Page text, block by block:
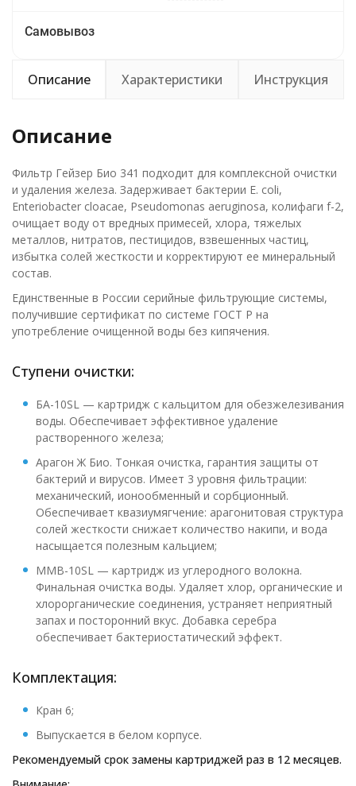
Самовывоз
Описание Характеристики Инструкция
Описание
Фильтр Гейзер Био 341 подходит для комплексной очистки
и удаления железа. Задерживает бактерии E. coli,
Enteriobacter cloacae, Pseudomonas aeruginosa, колифаги f-2,
очищает воду от вредных примесей, хлора, тяжелых
металлов, нитратов, пестицидов, взвешенных частиц,
избытка солей жесткости и корректируют ее минеральный
состав.
Единственные в России серийные фильтрующие системы,
получившие сертификат по системе ГОСТ Р на
употребление очищенной воды без кипячения.
Ступени очистки:
БА-10SL — картридж с кальцитом для обезжелезивания
воды. Обеспечивает эффективное удаление
растворенного железа;
Арагон Ж Био. Тонкая очистка, гарантия защиты от
бактерий и вирусов. Имеет 3 уровня фильтрации:
механический, ионообменный и сорбционный.
Обеспечивает квазиумягчение: арагонитовая структура
солей жесткости снижает количество накипи, и вода
насыщается полезным кальцием;
ММВ-10SL — картридж из углеродного волокна.
Финальная очистка воды. Удаляет хлор, органические и
хлорорганические соединения, устраняет неприятный
запах и посторонний вкус. Добавка серебра
обеспечивает бактериостатический эффект.
Комплектация:
Кран 6;
Выпускается в белом корпусе.
Рекомендуемый срок замены картриджей раз в 12 месяцев.